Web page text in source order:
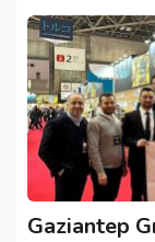
Gaziantep